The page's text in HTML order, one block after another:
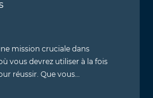
mission cruciale dans
vous devrez utiliser à la fois
réussir. Que vous…